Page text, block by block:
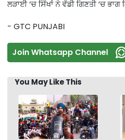
ਲੜਾਈ ‘ਚ ਸਿੱਖਾਂ ਨੇ ਵੱਡੀ ਗਿਣਤੀ ‘ਚ ਭਾਗ
- GTC PUNJABI
Join Whatsapp Channel
You May Like This